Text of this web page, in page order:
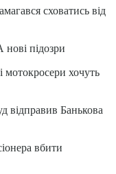
сховатись від
підозри
мотокросери хочуть
відправив Банькова
вбити